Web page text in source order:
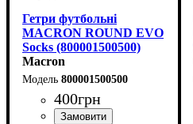
Гетри футбольні
MACRON ROUND EVO
Socks (800001500500)
Macron
800001500500
400грн